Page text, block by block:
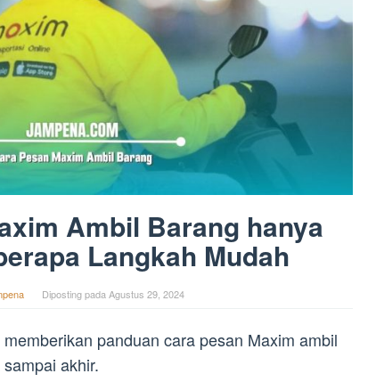
Ambil Barang hanya
Langkah Mudah
Diposting padaAgustus 29, 2024
panduan cara pesan Maxim ambil
akhir.